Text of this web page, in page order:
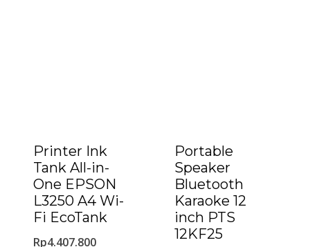
Printer Ink
Tank All-in-
One EPSON
L3250 A4 Wi-
Fi EcoTank
Rp4.407.800
Portable
Speaker
Bluetooth
Karaoke 12
inch PTS
12KF25